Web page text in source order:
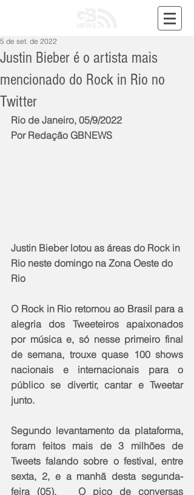
Justin Bieber é o artista mais
mencionado do Rock in Rio no
Twitter
5 de set. de 2022
Rio de Janeiro, 05/9/2022
Por Redação GBNEWS
Justin Bieber lotou as áreas do Rock in
Rio neste domingo na Zona Oeste do
Rio
O Rock in Rio retornou ao Brasil para a
alegria dos Tweeteiros apaixonados
por música e, só nesse primeiro final
de semana, trouxe quase 100 shows
nacionais e internacionais para o
público se divertir, cantar e Tweetar
junto.
Segundo levantamento da plataforma,
foram feitos mais de 3 milhões de
Tweets falando sobre o festival, entre
sexta, 2, e a manhã desta segunda-
feira (05).   O pico de conversas